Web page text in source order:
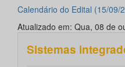
Calendário do Edital (15/09/
Atualizado em: Qua, 08 de
Sistemas